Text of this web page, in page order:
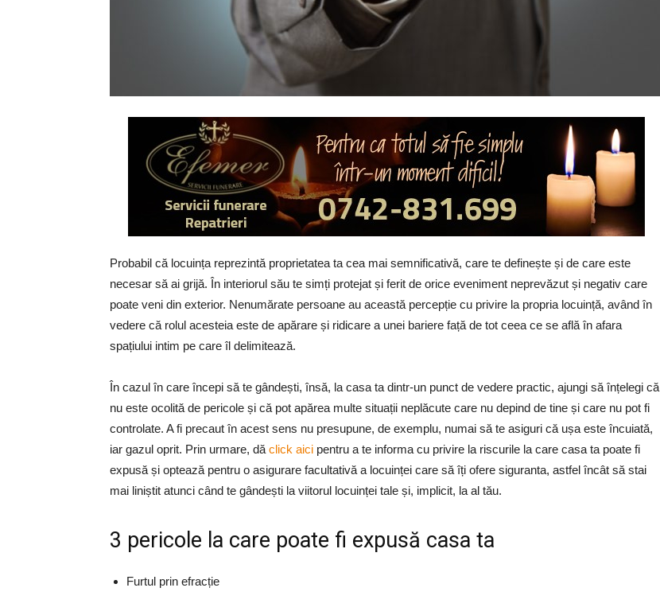
Probabil că locuința reprezintă proprietatea ta cea mai semnificativă, care te definește și de care este
necesar să ai grijă. În interiorul său te simți protejat și ferit de orice eveniment neprevăzut și negativ care
poate veni din exterior. Nenumărate persoane au această percepție cu privire la propria locuință, având în
vedere că rolul acesteia este de apărare și ridicare a unei bariere față de tot ceea ce se află în afara
spațiului intim pe care îl delimitează.
În cazul în care începi să te gândești, însă, la casa ta dintr-un punct de vedere practic, ajungi să înțelegi că
nu este ocolită de pericole și că pot apărea multe situații neplăcute care nu depind de tine și care nu pot fi
controlate. A fi precaut în acest sens nu presupune, de exemplu, numai să te asiguri că ușa este încuiată,
iar gazul oprit. Prin urmare, dă click aici pentru a te informa cu privire la riscurile la care casa ta poate fi
expusă și optează pentru o asigurare facultativă a locuinței care să îți ofere siguranta, astfel încât să stai
mai liniștit atunci când te gândești la viitorul locuinței tale și, implicit, la al tău.
3 pericole la care poate fi expusă casa ta
Furtul prin efracție